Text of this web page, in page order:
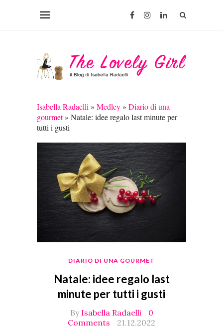
Isabella Radaelli » Medley» Diario di una
gourmet» Natale: idee regalo last minute per
tutti i gusti
DIARIO DI UNA GOURMET
Natale: idee regalo last
minute per tutti i gusti
By Isabella Radaelli
0
Comments
21.12.2022